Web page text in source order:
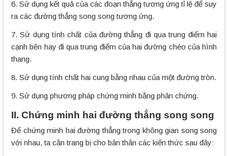
6. Sử dụng kết quả của các đoạn thẳng tương ứng tỉ lệ để suy
ra các đường thẳng song song tương ứng.
7. Sử dụng tính chất của đường thẳng đi qua trung điểm hai
cạnh bên hay đi qua trung điểm của hai đường chéo của hình
thang.
8. Sử dụng tính chất hai cung bằng nhau của một đường tròn.
9. Sử dụng phương pháp chứng minh bằng phản chứng.
II. Chứng minh hai đường thẳng song song
Để chứng minh hai đường thẳng trong không gian song song
với nhau, ta cần trang bị cho bản thân các kiến thức sau đây: